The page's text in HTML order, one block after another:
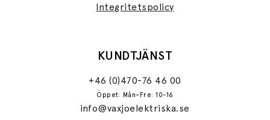
Integritetspolicy
KUNDTJÄNST
+46 (0)470-76 46 00
Öppet: Mån–Fre: 10-16
info@vaxjoelektriska.se